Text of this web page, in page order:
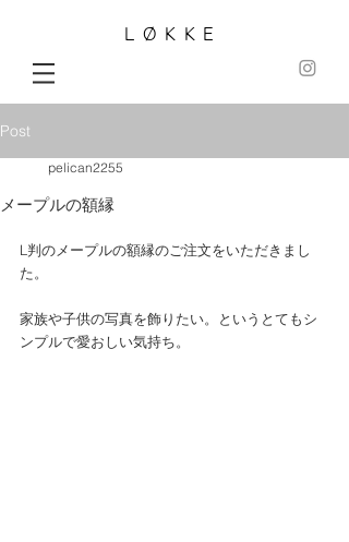
LØKKE
Post
メープルの額縁
pelican2255
L判のメープルの額縁のご注文をいただきまし
た。
家族や子供の写真を飾りたい。というとてもシ
ンプルで愛おしい気持ち。